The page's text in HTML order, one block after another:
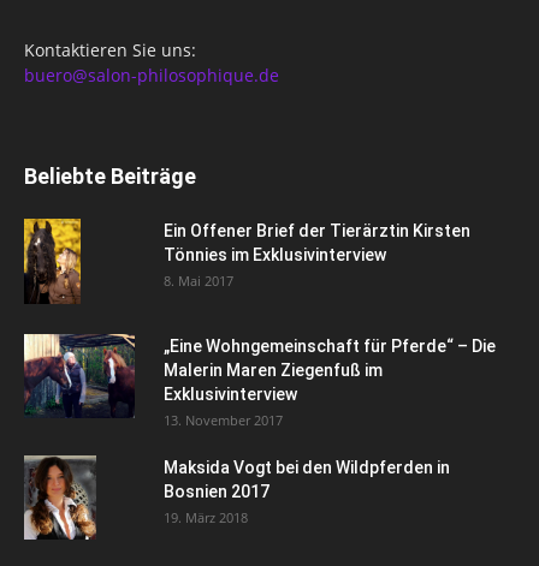
Kontaktieren Sie uns:
buero@salon-philosophique.de
Beliebte Beiträge
Ein Offener Brief der Tierärztin Kirsten
Tönnies im Exklusivinterview
8. Mai 2017
„Eine Wohngemeinschaft für Pferde“ – Die
Malerin Maren Ziegenfuß im
Exklusivinterview
13. November 2017
Maksida Vogt bei den Wildpferden in
Bosnien 2017
19. März 2018